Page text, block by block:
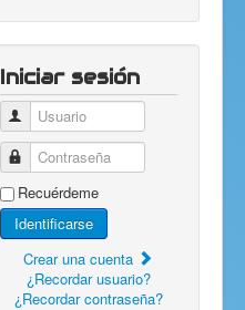
Iniciar sesión
Usuario
Contraseña
Recuérdeme
Identificarse
Crear una cuenta
¿Recordar usuario?
¿Recordar contraseña?